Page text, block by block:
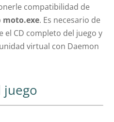
compatibilidad de
moto.exe. Es necesario de
el CD completo del juego y
virtual con Daemon
juego